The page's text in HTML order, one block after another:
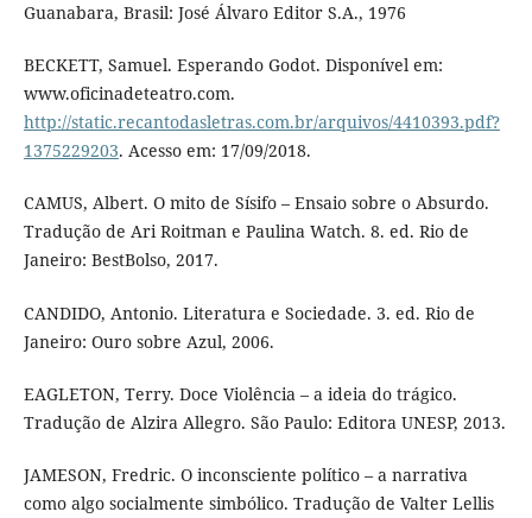
Guanabara, Brasil: José Álvaro Editor S.A., 1976
BECKETT, Samuel. Esperando Godot. Disponível em:
www.oficinadeteatro.com.
http://static.recantodasletras.com.br/arquivos/4410393.pdf?
1375229203. Acesso em: 17/09/2018.
CAMUS, Albert. O mito de Sísifo – Ensaio sobre o Absurdo.
Tradução de Ari Roitman e Paulina Watch. 8. ed. Rio de
Janeiro: BestBolso, 2017.
CANDIDO, Antonio. Literatura e Sociedade. 3. ed. Rio de
Janeiro: Ouro sobre Azul, 2006.
EAGLETON, Terry. Doce Violência – a ideia do trágico.
Tradução de Alzira Allegro. São Paulo: Editora UNESP, 2013.
JAMESON, Fredric. O inconsciente político – a narrativa
como algo socialmente simbólico. Tradução de Valter Lellis